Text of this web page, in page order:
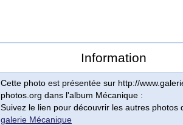
Information
Cette photo est présentée sur http://
photos.org dans l'album Mécanique :
Suivez le lien pour découvrir les autres photos
galerie Mécanique